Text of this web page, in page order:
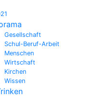
Gesellschaft
Schul-Beruf-Arbeit
Menschen
Wirtschaft
Kirchen
Wissen